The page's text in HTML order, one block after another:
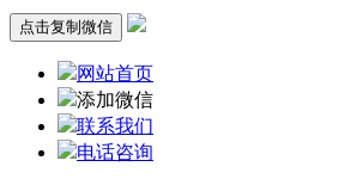
点击复制微信
网站首页
添加微信
联系我们
电话咨询